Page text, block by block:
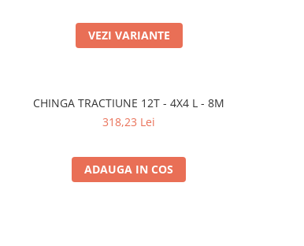
VEZI VARIANTE
CHINGA TRACTIUNE 12T - 4X4 L - 8M
318,23 Lei
ADAUGA IN COS